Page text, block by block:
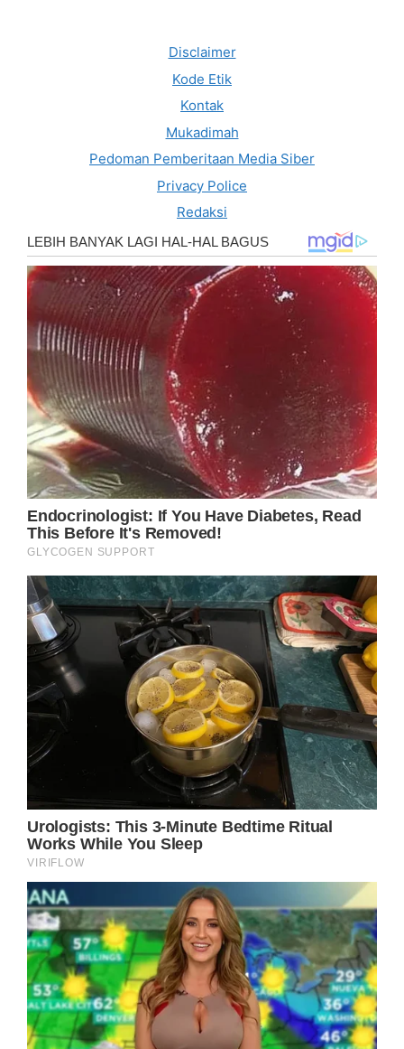
Disclaimer
Kode Etik
Kontak
Mukadimah
Pedoman Pemberitaan Media Siber
Privacy Police
Redaksi